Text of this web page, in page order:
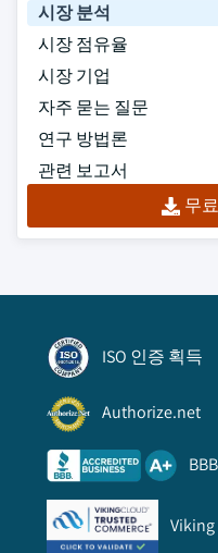
시장 분석
시장 점유율
시장 기업
자주 묻는 질문
연구 방법론
관련 보고서
무
ISO 인증 획득
Authorize.net